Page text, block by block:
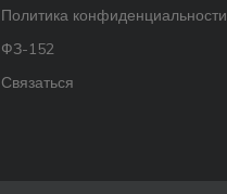
Политика конфиденциальности
ФЗ-152
Связаться